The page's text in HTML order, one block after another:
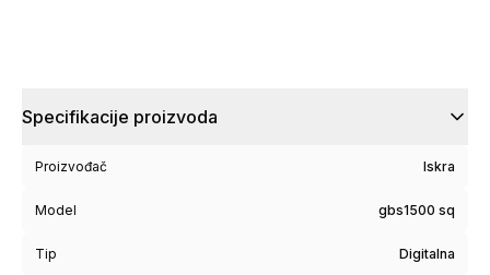
Specifikacije proizvoda
Proizvođač Iskra
Model gbs1500 sq
Tip Digitalna